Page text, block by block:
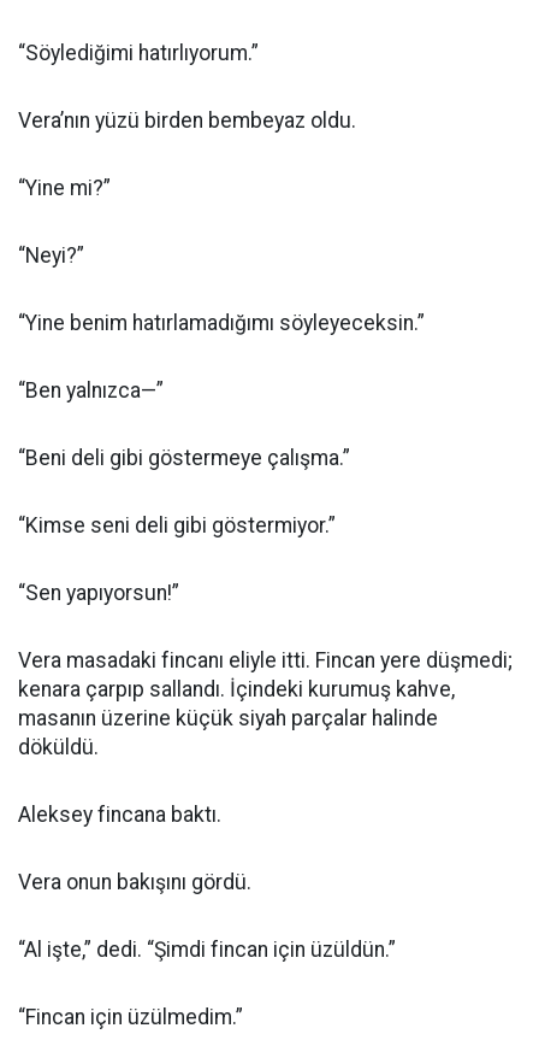
“Söylediğimi hatırlıyorum.”
Vera’nın yüzü birden bembeyaz oldu.
“Yine mi?”
“Neyi?”
“Yine benim hatırlamadığımı söyleyeceksin.”
“Ben yalnızca—”
“Beni deli gibi göstermeye çalışma.”
“Kimse seni deli gibi göstermiyor.”
“Sen yapıyorsun!”
Vera masadaki fincanı eliyle itti. Fincan yere düşmedi;
kenara çarpıp sallandı. İçindeki kurumuş kahve,
masanın üzerine küçük siyah parçalar halinde
döküldü.
Aleksey fincana baktı.
Vera onun bakışını gördü.
“Al işte,” dedi. “Şimdi fincan için üzüldün.”
“Fincan için üzülmedim.”